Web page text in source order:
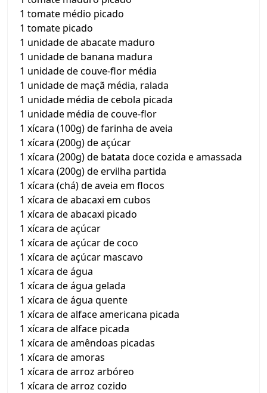
1 tomate médio picado
1 tomate picado
1 unidade de abacate maduro
1 unidade de banana madura
1 unidade de couve-flor média
1 unidade de maçã média, ralada
1 unidade média de cebola picada
1 unidade média de couve-flor
1 xícara (100g) de farinha de aveia
1 xícara (200g) de açúcar
1 xícara (200g) de batata doce cozida e amassada
1 xícara (200g) de ervilha partida
1 xícara (chá) de aveia em flocos
1 xícara de abacaxi em cubos
1 xícara de abacaxi picado
1 xícara de açúcar
1 xícara de açúcar de coco
1 xícara de açúcar mascavo
1 xícara de água
1 xícara de água gelada
1 xícara de água quente
1 xícara de alface americana picada
1 xícara de alface picada
1 xícara de amêndoas picadas
1 xícara de amoras
1 xícara de arroz arbóreo
1 xícara de arroz cozido